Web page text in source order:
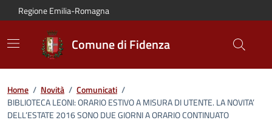
Vai al contenuto principale
Vai alla navigazione del sito
Vai al piede di pagina
Regione Emilia-Romagna
Comune di Fidenza
Home / Novità / Comunicati /
BIBLIOTECA LEONI: ORARIO ESTIVO A MISURA DI UTENTE. LA NOVITA’
DELL’ESTATE 2016 SONO DUE GIORNI A ORARIO CONTINUATO